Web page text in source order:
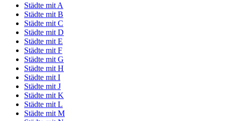
Städte mit A
Städte mit B
Städte mit C
Städte mit D
Städte mit E
Städte mit F
Städte mit G
Städte mit H
Städte mit I
Städte mit J
Städte mit K
Städte mit L
Städte mit M